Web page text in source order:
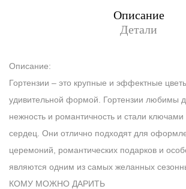
Описание
Детали
Описание:
Гортензии – это крупные и эффектные
удивительной формой. Гортензии любимы
нежность и романтичность и стали ключами
сердец. Они отлично подходят для
церемоний, романтических подарков и
являются одним из самых желанных
КОМУ МОЖНО ДАРИТЬ